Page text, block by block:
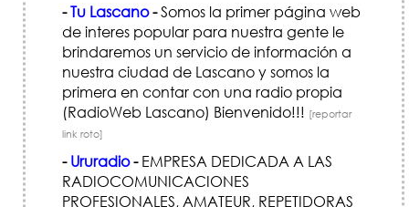
-Tu Lascano-Somos la primer página web
de interes popular para nuestra gente le
brindaremos un servicio de información a
nuestra ciudad de Lascano y somos la
primera en contar con una radio propia
(RadioWeb Lascano) Bienvenido!!! [reportar
link roto]
- Ururadio-EMPRESA DEDICADA A LAS
RADIOCOMUNICACIONES
PROFESIONALES, AMATEUR, REPETIDORAS